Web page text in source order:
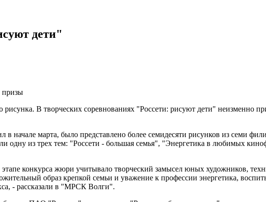
дети"
призы
рисунка. В творческих соревнованиях "Россети: рисуют дети"
в начале марта, было представлено более семидесяти рисунков из семи
одну из трех тем: "Россети - большая семья", "Энергетика в любимых
конкурса жюри учитывало творческий замысел юных художников,
образ крепкой семьи и уважение к профессии энергетика,
- рассказали в "МРСК Волги".